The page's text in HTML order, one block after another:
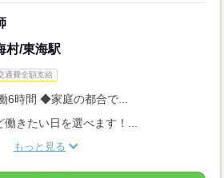
村/東海駅
通費全額支給
時間 ◆家庭の都合で...
きたい日を選べます！...
もっと見る